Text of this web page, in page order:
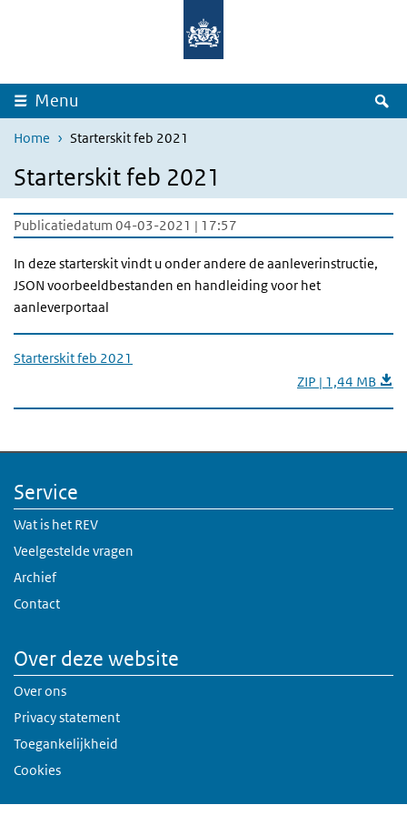
Overslaan en naar de inhoud gaan
Menu
Home Starterskit feb 2021
Starterskit feb 2021
Publicatiedatum 04-03-2021 | 17:57
In deze starterskit vindt u onder andere de aanleverinstructie,
JSON voorbeeldbestanden en handleiding voor het
aanleverportaal
Starterskit feb 2021
ZIP | 1,44 MB
Service
Wat is het REV
Veelgestelde vragen
Archief
Contact
Over deze website
Over ons
Privacy statement
Toegankelijkheid
Cookies